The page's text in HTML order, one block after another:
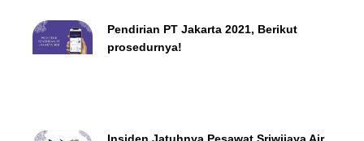
Pendirian PT Jakarta 2021, Berikut
prosedurnya!